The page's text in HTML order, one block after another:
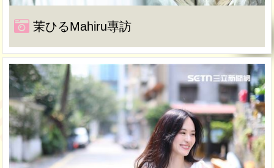
茉ひるMahiru專訪